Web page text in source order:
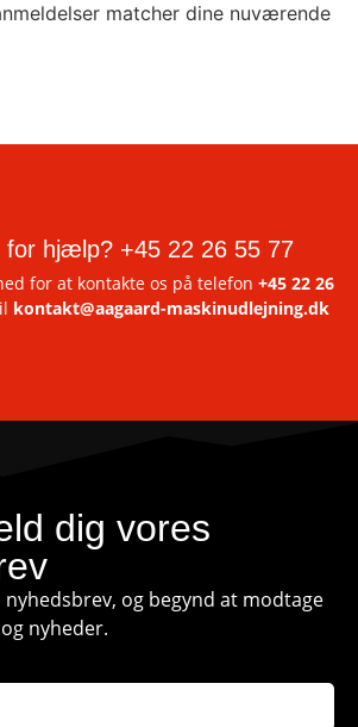
matcher dine nuværende
for hjælp? +45 22 26 55 77
for at kontakte os på telefon +45 22 26
kontakt@aagaard-maskinudlejning.dk
dig vores
og begynd at modtage
nyheder.